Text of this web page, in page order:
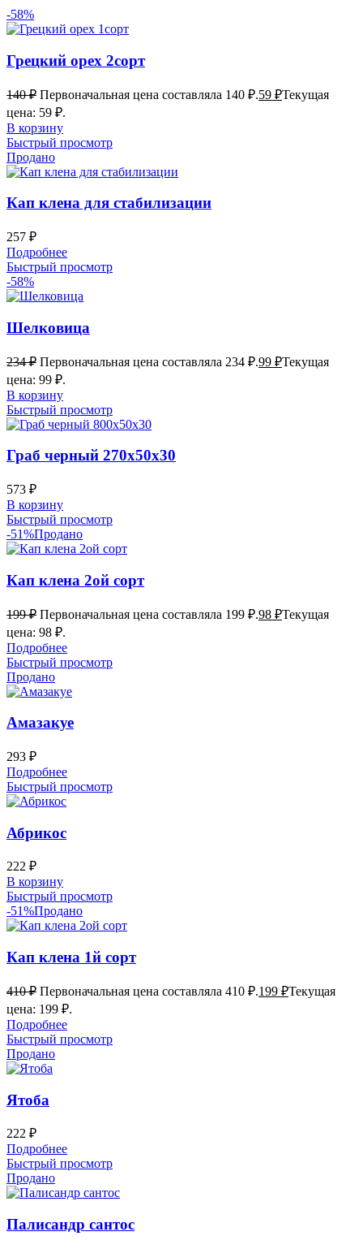
-58%
Грецкий орех 2сорт
140₽ Первоначальная цена составляла 140 ₽.59 ₽Текущая
цена: 59 ₽.
В корзину
Быстрый просмотр
Продано
Кап клена для стабилизации
257 ₽
Подробнее
Быстрый просмотр
-58%
Шелковица
234₽ Первоначальная цена составляла 234 ₽.99 ₽Текущая
цена: 99 ₽.
В корзину
Быстрый просмотр
Граб черный 270х50х30
573 ₽
В корзину
Быстрый просмотр
-51%Продано
Кап клена 2ой сорт
199₽ Первоначальная цена составляла 199 ₽.98 ₽Текущая
цена: 98 ₽.
Подробнее
Быстрый просмотр
Продано
Амазакуе
293 ₽
Подробнее
Быстрый просмотр
Абрикос
222 ₽
В корзину
Быстрый просмотр
-51%Продано
Кап клена 1й сорт
410₽ Первоначальная цена составляла 410 ₽.199 ₽Текущая
цена: 199 ₽.
Подробнее
Быстрый просмотр
Продано
Ятоба
222 ₽
Подробнее
Быстрый просмотр
Продано
Палисандр сантос